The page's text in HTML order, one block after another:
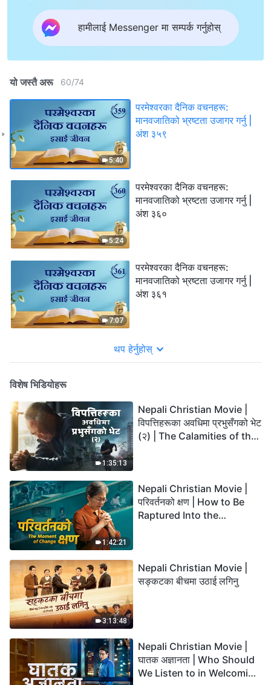
हामीलाई Messenger मा सम्पर्क गर्नुहोस्
यो जस्तै अरू 60/74
5:40
परमेश्‍वरका दैनिक वचनहरू:
मानवजातिको भ्रष्टता उजागर गर्नु |
अंश ३५९
5:24
परमेश्‍वरका दैनिक वचनहरू:
मानवजातिको भ्रष्टता उजागर गर्नु |
अंश ३६०
7:07
परमेश्‍वरका दैनिक वचनहरू:
मानवजातिको भ्रष्टता उजागर गर्नु |
अंश ३६१
थप हेर्नुहोस्
विशेष भिडियोहरू
1:35:13
Nepali Christian Movie |
विपत्तिहरूका अवधिमा प्रभुसँगको भेट
(२) | The Calamities of the
1:42:21
Nepali Christian Movie |
परिवर्तनको क्षण | How to Be
Raptured Into the
3:13:48
Nepali Christian Movie |
सङ्कटका बीचमा उठाई लगिनु
Nepali Christian Movie |
घातक अज्ञानता | Who Should
We Listen to in Welcoming